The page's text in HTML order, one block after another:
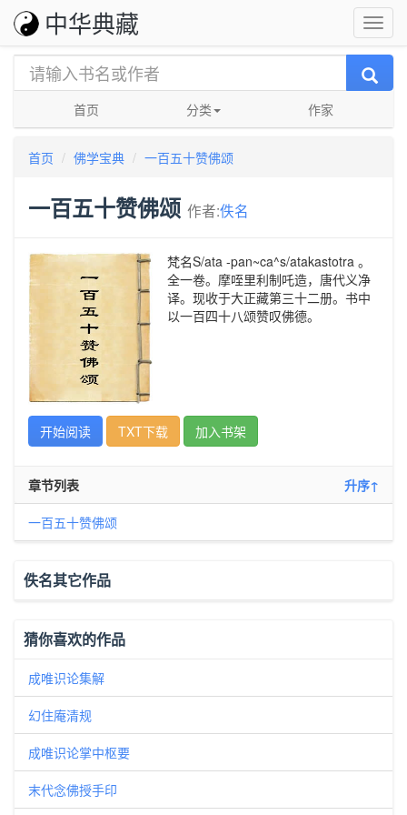
中华典藏
首页 分类 作家
首页 佛学宝典 一百五十赞佛颂
一百五十赞佛颂 作者:佚名
梵名S/ata -pan~ca^s/atakastotra 。
全一卷。摩咥里利制吒造，唐代义净
译。现收于大正藏第三十二册。书中
以一百四十八颂赞叹佛德。
开始阅读 TXT下载 加入书架
章节列表 升序↑
一百五十赞佛颂
佚名其它作品
猜你喜欢的作品
成唯识论集解
幻住庵清规
成唯识论掌中枢要
末代念佛授手印